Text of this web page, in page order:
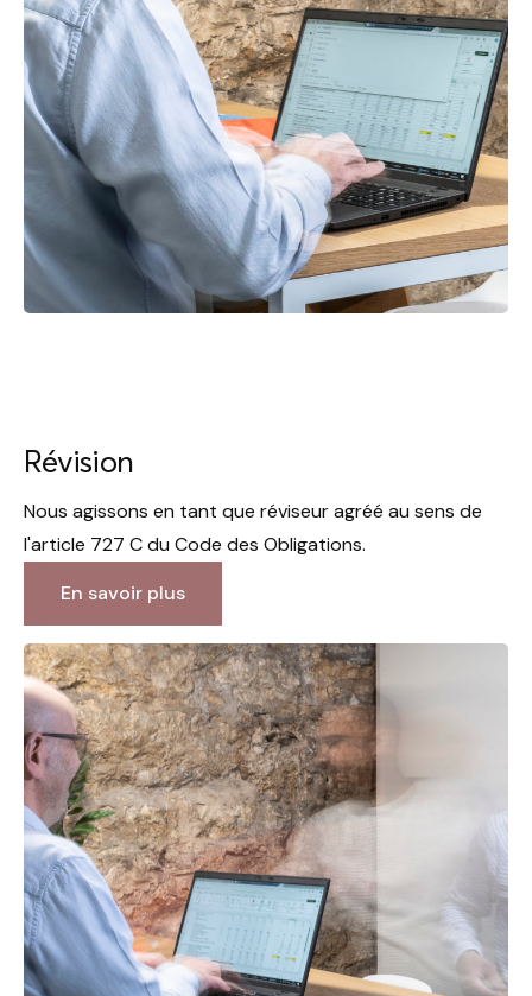
Révision
Nous agissons en tant que réviseur agréé au sens de
l'article 727 C du Code des Obligations.
En savoir plus